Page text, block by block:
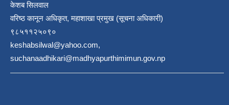
केशब सिलवाल
वरिष्ठ कानून अधिकृत, महाशाखा प्रमुख (सूचना अधिकारी)
९८५११२५०९०
keshabsilwal@yahoo.com,
suchanaadhikari@madhyapurthimimun.gov.np